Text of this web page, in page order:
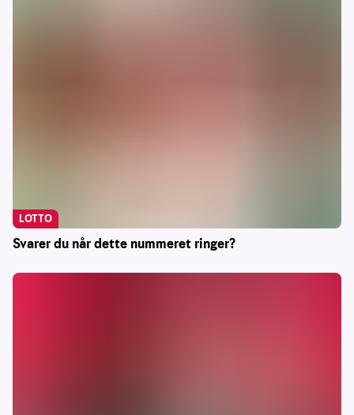
Svarer du når dette nummeret ringer?
LOTTO